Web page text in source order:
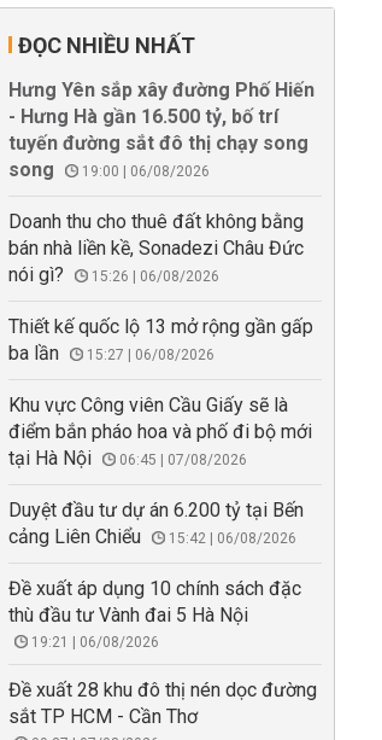
ĐỌC NHIỀU NHẤT
Hưng Yên sắp xây đường Phố Hiến
- Hưng Hà gần 16.500 tỷ, bố trí
tuyến đường sắt đô thị chạy song
song
19:00 | 06/08/2026
Doanh thu cho thuê đất không bằng
bán nhà liền kề, Sonadezi Châu Đức
nói gì?
15:26 | 06/08/2026
Thiết kế quốc lộ 13 mở rộng gần gấp
ba lần
15:27 | 06/08/2026
Khu vực Công viên Cầu Giấy sẽ là
điểm bắn pháo hoa và phố đi bộ mới
tại Hà Nội
06:45 | 07/08/2026
Duyệt đầu tư dự án 6.200 tỷ tại Bến
cảng Liên Chiểu
15:42 | 06/08/2026
Đề xuất áp dụng 10 chính sách đặc
thù đầu tư Vành đai 5 Hà Nội
19:21 | 06/08/2026
Đề xuất 28 khu đô thị nén dọc đường
sắt TP HCM - Cần Thơ